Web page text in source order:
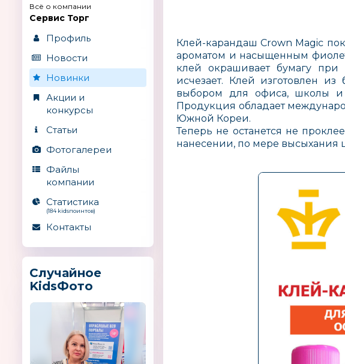
Всё о компании
Сервис Торг
Профиль
Новости
Новинки
Акции и
конкурсы
Статьи
Фотогалереи
Файлы
компании
Статистика
(184 kidsпоинтов)
Контакты
Случайное
KidsФото
Клей-карандаш Crown Magic
ароматом и насыщенным
клей окрашивает бумагу
исчезает. Клей изготовлен
выбором для офиса, школы и
Продукция обладает
Южной Кореи.
Теперь не останется не
нанесении, по мере высыхания